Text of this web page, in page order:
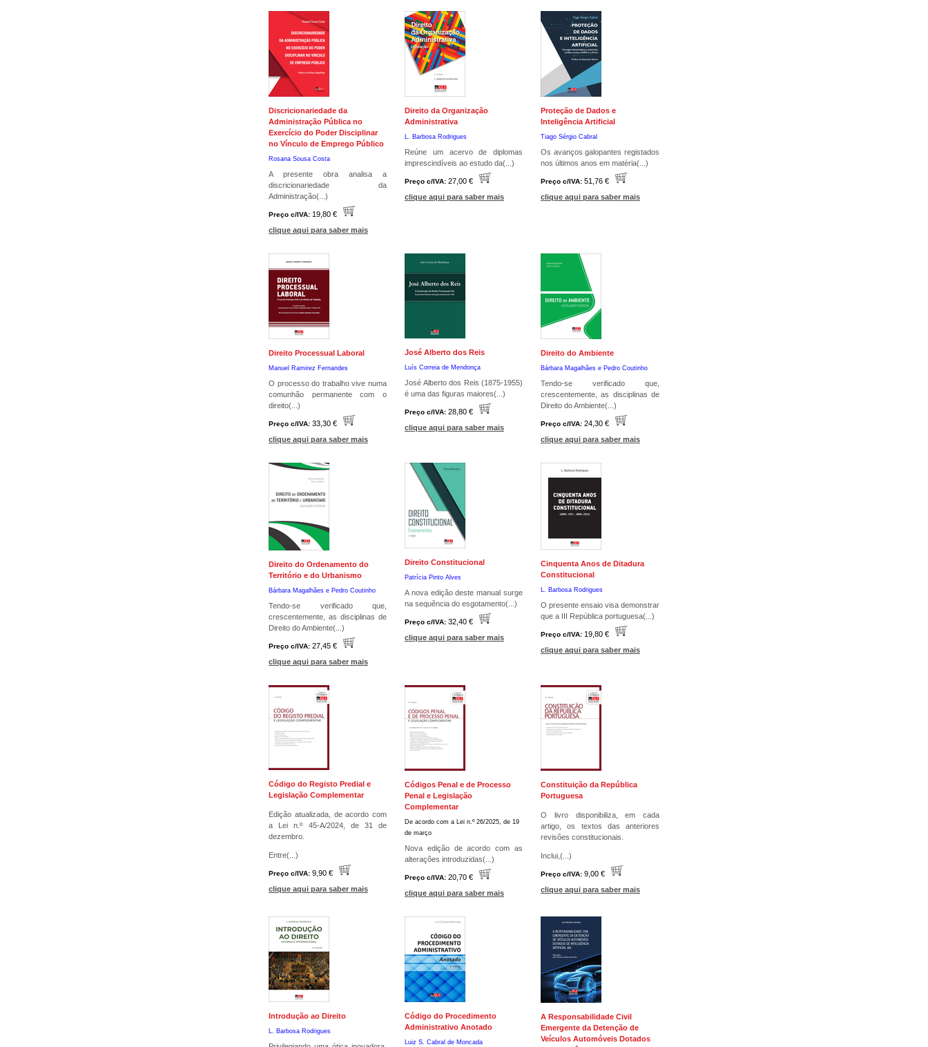
Discricionariedade da
Administração Pública no
Exercício do Poder Disciplinar
no Vínculo de Emprego Público
Rosana Sousa Costa
A presente obra analisa a
discricionariedade da
Administração(...)
Preço c/IVA: 19,80 €
clique aqui para saber mais
Direito da Organização
Administrativa
L. Barbosa Rodrigues
Reúne um acervo de diplomas
imprescindíveis ao estudo da(...)
Preço c/IVA: 27,00 €
clique aqui para saber mais
Proteção de Dados e
Inteligência Artificial
Tiago Sérgio Cabral
Os avanços galopantes registados
nos últimos anos em matéria(...)
Preço c/IVA: 51,76 €
clique aqui para saber mais
Direito Processual Laboral
Manuel Ramirez Fernandes
O processo do trabalho vive numa
comunhão permanente com o
direito(...)
Preço c/IVA: 33,30 €
clique aqui para saber mais
José Alberto dos Reis
Luís Correia de Mendonça
José Alberto dos Reis (1875-1955)
é uma das figuras maiores(...)
Preço c/IVA: 28,80 €
clique aqui para saber mais
Direito do Ambiente
Bárbara Magalhães e Pedro Coutinho
Tendo-se verificado que,
crescentemente, as disciplinas de
Direito do Ambiente(...)
Preço c/IVA: 24,30 €
clique aqui para saber mais
Direito do Ordenamento do
Território e do Urbanismo
Bárbara Magalhães e Pedro Coutinho
Tendo-se verificado que,
crescentemente, as disciplinas de
Direito do Ambiente(...)
Preço c/IVA: 27,45 €
clique aqui para saber mais
Direito Constitucional
Patrícia Pinto Alves
A nova edição deste manual surge
na sequência do esgotamento(...)
Preço c/IVA: 32,40 €
clique aqui para saber mais
Cinquenta Anos de Ditadura
Constitucional
L. Barbosa Rodrigues
O presente ensaio visa demonstrar
que a III República portuguesa(...)
Preço c/IVA: 19,80 €
clique aqui para saber mais
Código do Registo Predial e
Legislação Complementar
Edição atualizada, de acordo com
a Lei n.º 45-A/2024, de 31 de
dezembro.
Entre(...)
Preço c/IVA: 9,90 €
clique aqui para saber mais
Códigos Penal e de Processo
Penal e Legislação
Complementar
De acordo com a Lei n.º 26/2025, de 19
de março
Nova edição de acordo com as
alterações introduzidas(...)
Preço c/IVA: 20,70 €
clique aqui para saber mais
Constituição da República
Portuguesa
O livro disponibiliza, em cada
artigo, os textos das anteriores
revisões constitucionais.
Inclui,(...)
Preço c/IVA: 9,00 €
clique aqui para saber mais
Introdução ao Direito
L. Barbosa Rodrigues
Código do Procedimento
Administrativo Anotado
Luiz S. Cabral de Moncada
A Responsabilidade Civil
Emergente da Detenção de
Veículos Automóveis Dotados